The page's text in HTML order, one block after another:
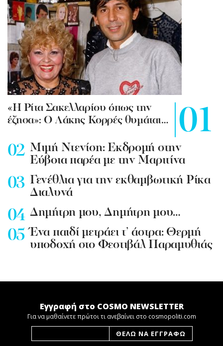
«Η Ρίτα Σακελλαρίου όπως την
έζησα»: Ο Λάκης Κορρές θυμάται…
Mιμή Ντενίση: Εκδρομή στην
Εύβοια παρέα με την Μαριτίνα
Γενέθλια για την εκθαμβωτική Ρίκα
Διαλυνά
Δημήτρη μου, Δημήτρη μου…
Ένα παιδί μετράει τ’ άστρα: Θερμή
υποδοχή στο Φεστιβάλ Παραμυθιάς
Εγγραφή στο COSMO NEWSLETTER
Για να μαθαίνετε πρώτοι τι ανεβαίνει στο cosmopoliti.com